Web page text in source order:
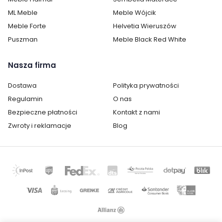
Kategoria: Krzesła
Kolor krzesła: czernie
Pomieszczenie:
Materiał krzesła:
metalowe
tapicerowane
welurowe
Cechy dodatkowe krzesła: pikowane
ML Meble
Meble Wójcik
Meble Forte
Helvetia Wieruszów
Puszman
Meble Black Red White
Nasza firma
Dostawa
Polityka prywatności
Regulamin
O nas
Bezpieczne płatności
Kontakt z nami
Zwroty i reklamacje
Blog